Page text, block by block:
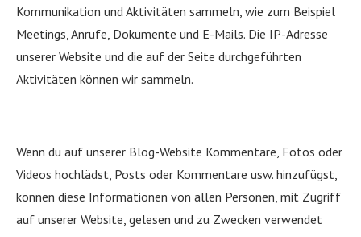
Kommunikation und Aktivitäten sammeln, wie zum Beispiel
Meetings, Anrufe, Dokumente und E-Mails. Die IP-Adresse
unserer Website und die auf der Seite durchgeführten
Aktivitäten können wir sammeln.
Wenn du auf unserer Blog-Website Kommentare, Fotos oder
Videos hochlädst, Posts oder Kommentare usw. hinzufügst,
können diese Informationen von allen Personen, mit Zugriff
auf unserer Website, gelesen und zu Zwecken verwendet